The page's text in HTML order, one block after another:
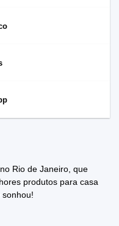
Rio de Janeiro, que
produtos para casa